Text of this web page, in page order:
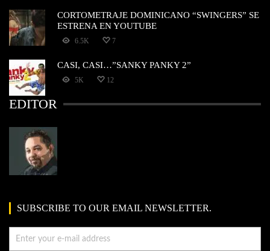
CORTOMETRAJE DOMINICANO “SWINGERS” SE
ESTRENA EN YOUTUBE
6.5K 7
CASI, CASI…”SANKY PANKY 2”
5K 12
EDITOR
SUBSCRIBE TO OUR EMAIL NEWSLETTER.